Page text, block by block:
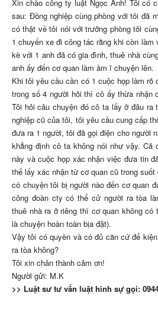
Xin chào công ty luật Ngọc Anh! Tôi có
sau: Đồng nghiệp cùng phòng với tôi đã
có thật về tôi nói với trưởng phòng tôi
1 chuyến xe đi công tác rằng khi còn
kè với 1 anh đã có gia đình, thuê nhà
anh ấy đến cơ quan làm ầm ĩ chuyện lên.
Khi tôi yêu cầu cần có 1 cuộc họp làm rõ
trong số 4 người hỏi thì cô ấy thừa nhận
Tôi hỏi câu chuyện đó cô ta lấy ở đâu
nghiệp cũ của tôi, tôi yêu cầu cung cấp
đưa ra 1 người, tôi đã gọi điện cho người
khẳng định cô ta không nói như vậy. Cả
này và cuộc họp xác nhận việc đưa tin
thể lấy xác nhận từ cơ quan cũ trong
có chuyện tôi bị người nào đến cơ quan
công đoàn cty có thể cử người ra tòa
thuê nhà ra ở riêng thì cơ quan không có
là chuyện hoàn toàn bịa đặt).
Vậy tôi có quyền và có đủ căn cứ để
ra tòa không?
Tôi xin chân thành cảm ơn!
Người gửi: M.K
>> Luật sư tư vấn luật hình sự gọi: